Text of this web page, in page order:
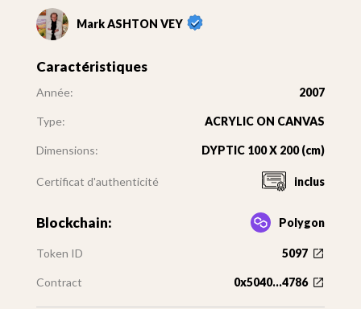
Mark ASHTON VEY
Caractéristiques
Année: 2007
Type: ACRYLIC ON CANVAS
Dimensions: DYPTIC 100 X 200 (cm)
Certificat d'authenticité inclus
Blockchain: Polygon
Token ID 5097
Contract 0x5040...4786